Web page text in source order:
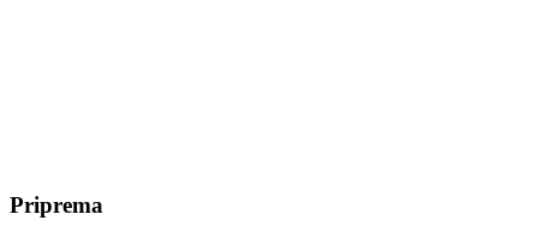
Priprema